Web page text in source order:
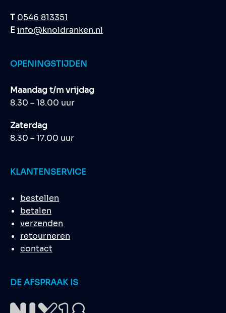
T 0546 813351
Einfo@knoldranken.nl
OPENINGSTIJDEN
Maandag t/m vrijdag
8.30 – 18.00 uur
Zaterdag
8.30 – 17.00 uur
KLANTENSERVICE
bestellen
betalen
verzenden
retourneren
contact
DE AFSPRAAK IS